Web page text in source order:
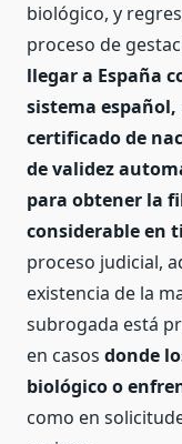
biológico, y
proceso de
llegar a España
sistema
certificado de
de validez
para obtener la
considerable en
proceso judicial,
existencia de la
subrogada está
en casos donde
biológico o
como en